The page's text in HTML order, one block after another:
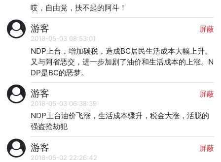
哎，自由党，扶不起的阿斗！
游客 屏蔽
2018-05-03 08:53:01
NDP上台，增加碳税，造成BC居民生活成本大幅上升。
又与阿省恶交，进一步加剧了油价和生活成本的上涨。N
DP是BC的恶梦。
游客 屏蔽
2018-05-03 06:38:39
NDP上台油价飞涨，生活成本骤升，税金大涨，活脱的
强盗抢劫犯
游客 屏蔽
2018-05-02 22:26:42